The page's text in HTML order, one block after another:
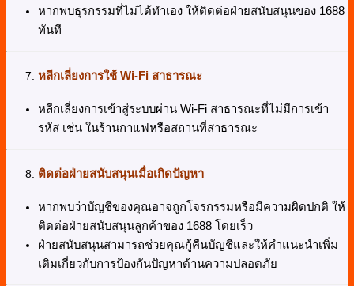
หากพบธุรกรรมที่ไม่ได้ทำเอง ให้ติดต่อฝ่ายสนับสนุนของ 1688
ทันที
หลีกเลี่ยงการใช้ Wi-Fi สาธารณะ
หลีกเลี่ยงการเข้าสู่ระบบผ่าน Wi-Fi สาธารณะที่ไม่มีการเข้า
รหัส เช่น ในร้านกาแฟหรือสถานที่สาธารณะ
ติดต่อฝ่ายสนับสนุนเมื่อเกิดปัญหา
หากพบว่าบัญชีของคุณอาจถูกโจรกรรมหรือมีความผิดปกติ ให้
ติดต่อฝ่ายสนับสนุนลูกค้าของ 1688 โดยเร็ว
ฝ่ายสนับสนุนสามารถช่วยคุณกู้คืนบัญชีและให้คำแนะนำเพิ่ม
เติมเกี่ยวกับการป้องกันปัญหาด้านความปลอดภัย